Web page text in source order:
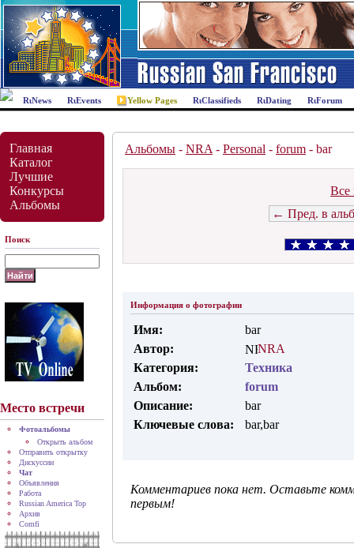
News Events Yellow Pages Classifieds Dating Forum
Главная
Каталог
Лучшие
Конкурсы
Альбомы
Поиск
Место встречи
Фотоальбомы
Открыть альбом
Отправить открытку
Дискуссии
Чат
Объявления
Работа
Russian America Top
Архив
Comfi
Альбомы - NRA - Personal - forum - bar
Все
← Пред. в
Информация о фотографии
Имя:
bar
Автор:
NRA
Категория:
Техника
Альбом:
forum
Описание:
bar
Ключевые слова:
bar,bar
Комментариев пока нет. Оставьте
первым!